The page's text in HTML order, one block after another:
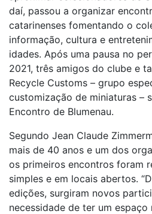
daí, passou a organizar
catarinenses fomentando o
informação, cultura e
idades. Após uma pausa no
2021, três amigos do clube e
Recycle Customs – grupo
customização de miniaturas –
Encontro de Blumenau.
Segundo Jean Claude
mais de 40 anos e um dos
os primeiros encontros foram
simples e em locais abertos.
edições, surgiram novos
necessidade de ter um espaço